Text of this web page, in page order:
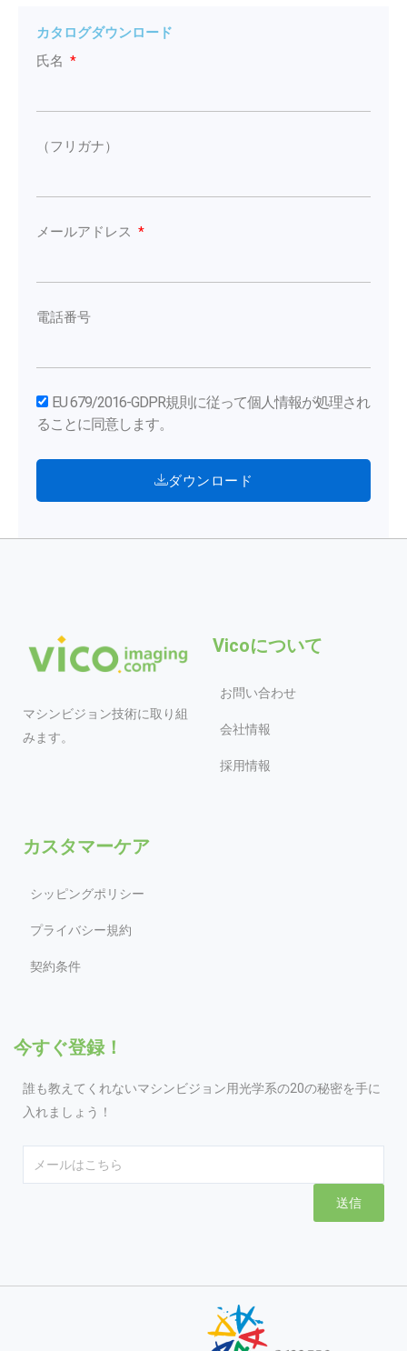
カタログダウンロード
氏名
（フリガナ）
メールアドレス
電話番号
EU 679/2016-GDPR規則に従って個人情報が処理され
ることに同意します。
ダウンロード
マシンビジョン技術に取り組
みます。
Vicoについて
お問い合わせ
会社情報
採用情報
カスタマーケア
シッピングポリシー
プライバシー規約
契約条件
今すぐ登録！
誰も教えてくれないマシンビジョン用光学系の20の秘密を手に
入れましょう！
送信